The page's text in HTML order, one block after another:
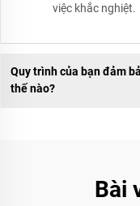
việc khắc nghiệt.
Quy trình của bạn đảm
thế nào?
Bài